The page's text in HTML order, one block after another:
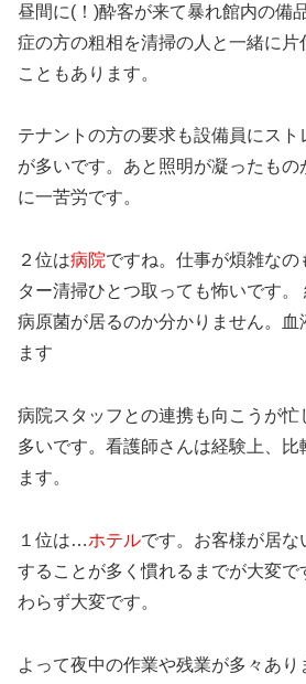
昼間に(！)酔客が来て暴れ館内の備
症の方の粗相を清掃の人と一緒に片
こともあります。
テナントの方の要求も設備員にス
が多いです。あと照明が凝ったも
に一苦労です。
２位は病院ですね。仕事が煩雑な
ター清掃ひとつ取っても怖いです。
病原菌が居るのか分かりません。血
ます
病院スタッフとの連携も向こうが
多いです。看護師さんは経験上、
ます。
１位は…ホテルです。お客様が居
することが多く慣れるまでが大変で
わらず大変です。
よって夜中の作業や残業が多々あ